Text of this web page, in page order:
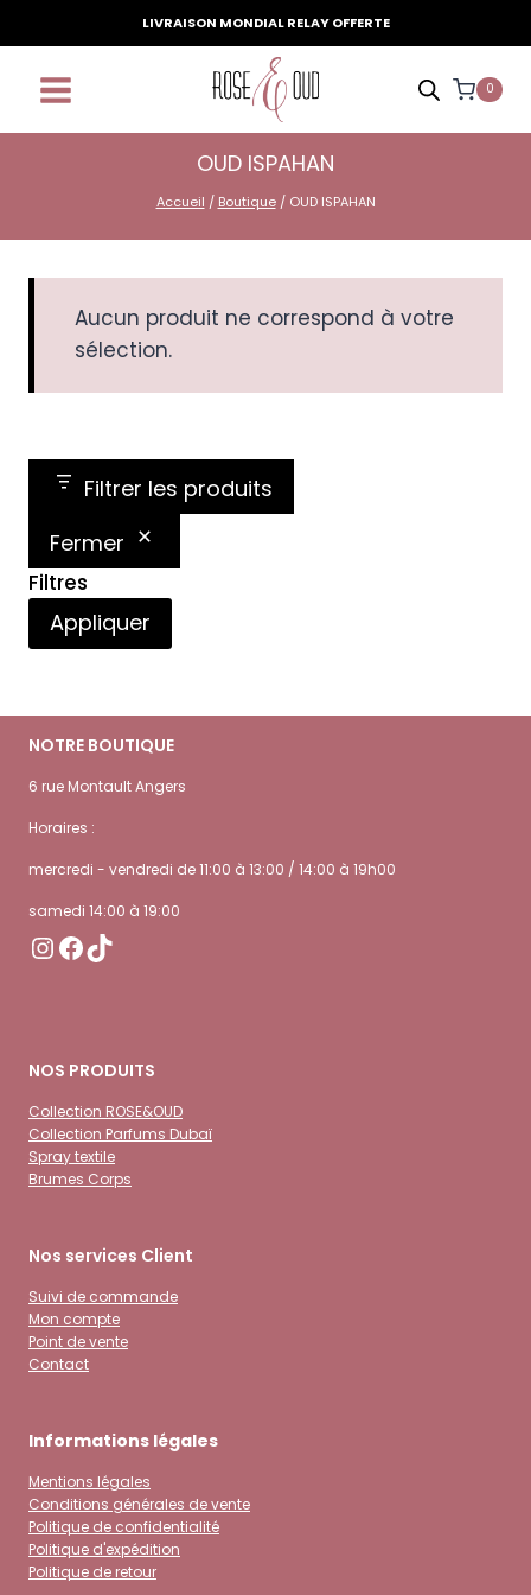
au
contenu
LIVRAISON MONDIAL RELAY OFFERTE
0
OUD ISPAHAN
Accueil / Boutique / OUD ISPAHAN
Aucun produit ne correspond à votre
sélection.
Filtrer les produits
Fermer
Filtres
Appliquer
NOTRE BOUTIQUE
6 rue Montault Angers
Horaires :
mercredi - vendredi de 11:00 à 13:00 / 14:00 à 19h00
samedi 14:00 à 19:00
Instagram
Facebook
TikTok
NOS PRODUITS
Collection ROSE&OUD
Collection Parfums Dubaï
Spray textile
Brumes Corps
Nos services Client
Suivi de commande
Mon compte
Point de vente
Contact
Informations légales
Mentions légales
Conditions générales de vente
Politique de confidentialité
Politique d'expédition
Politique de retour